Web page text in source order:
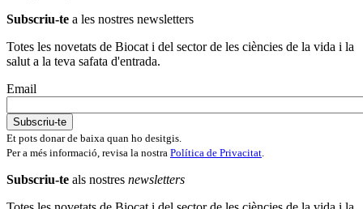
Subscriu-te a les nostres newsletters
Totes les novetats de Biocat i del sector de les ciències de la vida i la
salut a la teva safata d'entrada.
Email
Et pots donar de baixa quan ho desitgis.
Per a més informació, revisa la nostra Política de Privacitat.
Subscriu-te als nostres newsletters